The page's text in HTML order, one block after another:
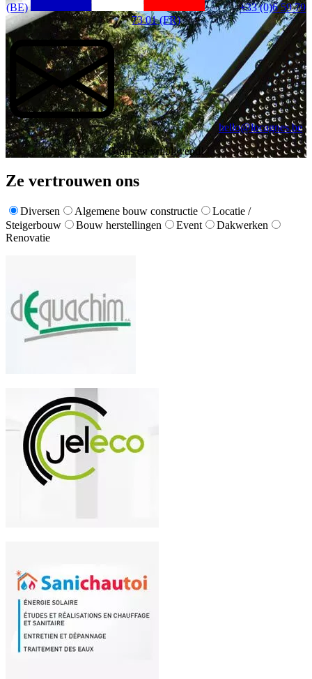
(BE)
+33 (0)6 59 79
73 01 (FR)
hello@locagnes.be
Gratis en vrijblijvend!
Ze vertrouwen ons
Diversen Algemene bouw constructie
Locatie /
Steigerbouw
Bouw herstellingen Event
Dakwerken
Renovatie